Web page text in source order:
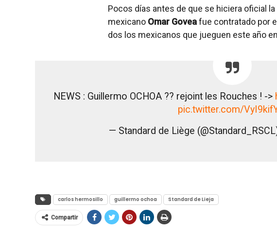
Pocos días antes de que se hiciera oficial la
mexicano Omar Goveafue contratado por
dos los mexicanos que jueguen este año
NEWS : Guillermo OCHOA ?? rejoint les Rouches ! ->
pic.twitter.com/
— Standard de Liège
carlos hermosillo guillermo ochoa Standard de Lieja
Compartir